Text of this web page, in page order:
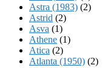
Astra (1983) (2)
Astrid (2)
Asva (1)
Athene (1)
Atica (2)
Atlanta (1950) (2)